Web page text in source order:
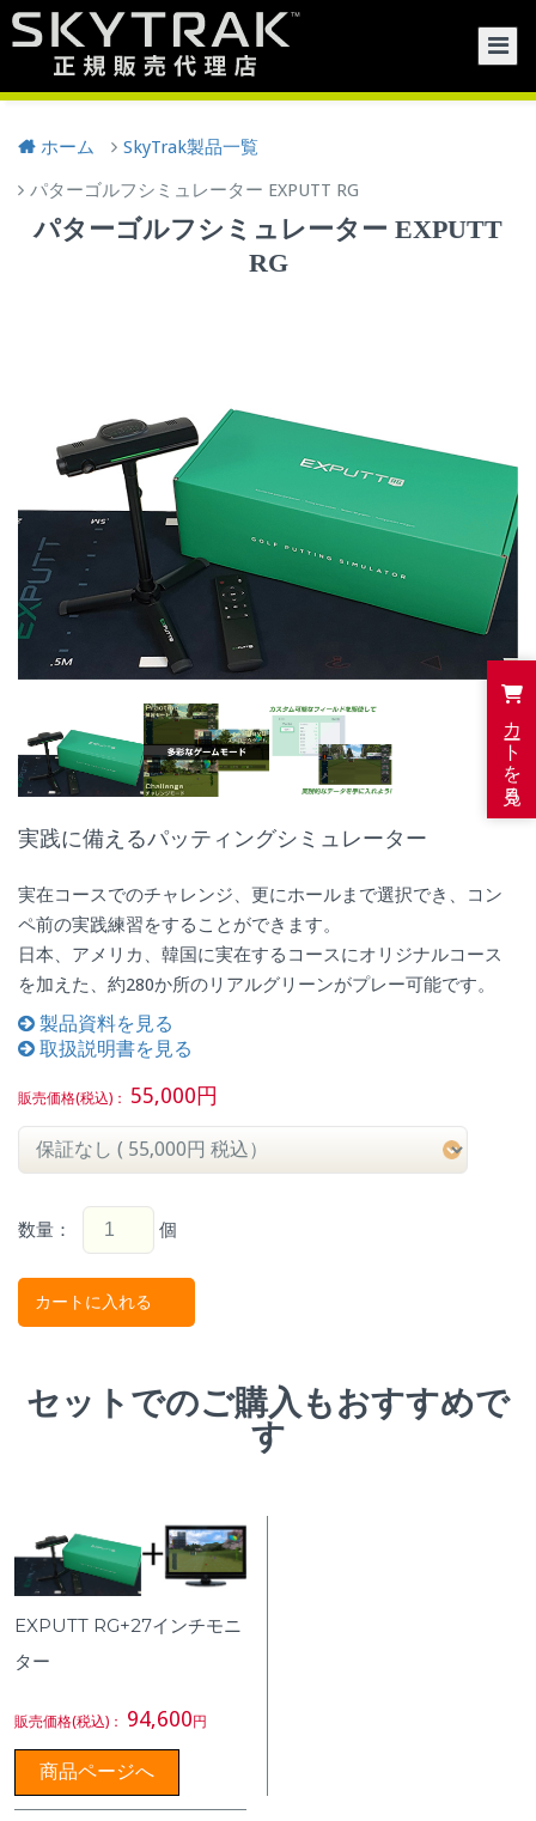
カートを見る
ホーム
SkyTrak製品一覧
パターゴルフシミュレーター EXPUTT RG
パターゴルフシミュレーター EXPUTT
RG
実践に備えるパッティングシミュレーター
実在コースでのチャレンジ、更にホールまで選択でき、コン
ペ前の実践練習をすることができます。
日本、アメリカ、韓国に実在するコースにオリジナルコース
を加えた、約280か所のリアルグリーンがプレー可能です。
製品資料を見る
取扱説明書を見る
販売価格(税込)： 55,000円
数量： 個
セットでのご購入もおすすめで
す
EXPUTT RG+27インチモニ
ター
販売価格(税込)： 94,600円
商品ページへ